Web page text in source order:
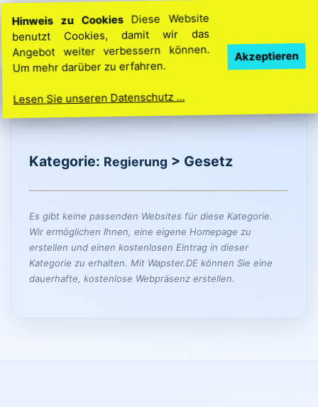
Ihre Idee. Ihre Homepage. So einfach geht’s
Kategorie: Regierung > Gesetz
Es gibt keine passenden Websites für diese Kategorie.
Wir ermöglichen Ihnen, eine eigene Homepage zu
erstellen und einen kostenlosen Eintrag in dieser
Kategorie zu erhalten. Mit Wapster.DE können Sie eine
dauerhafte, kostenlose Webpräsenz erstellen.
Hinweis zu CookiesDiese Website
benutzt Cookies, damit wir das
Angebot weiter verbessern können.
Um mehr darüber zu erfahren.
Lesen Sie unseren Datenschutz ...
Akzeptieren